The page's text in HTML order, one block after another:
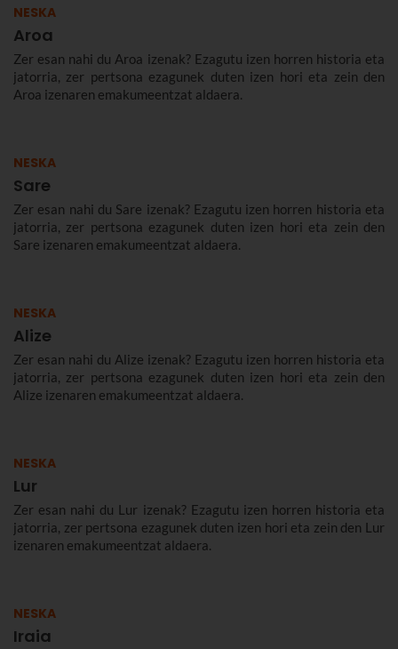
NESKA
Aroa
Zer esan nahi du Aroa izenak? Ezagutu izen horren historia eta
jatorria, zer pertsona ezagunek duten izen hori eta zein den
Aroa izenaren emakumeentzat aldaera.
NESKA
Sare
Zer esan nahi du Sare izenak? Ezagutu izen horren historia eta
jatorria, zer pertsona ezagunek duten izen hori eta zein den
Sare izenaren emakumeentzat aldaera.
NESKA
Alize
Zer esan nahi du Alize izenak? Ezagutu izen horren historia eta
jatorria, zer pertsona ezagunek duten izen hori eta zein den
Alize izenaren emakumeentzat aldaera.
NESKA
Lur
Zer esan nahi du Lur izenak? Ezagutu izen horren historia eta
jatorria, zer pertsona ezagunek duten izen hori eta zein den Lur
izenaren emakumeentzat aldaera.
NESKA
Iraia